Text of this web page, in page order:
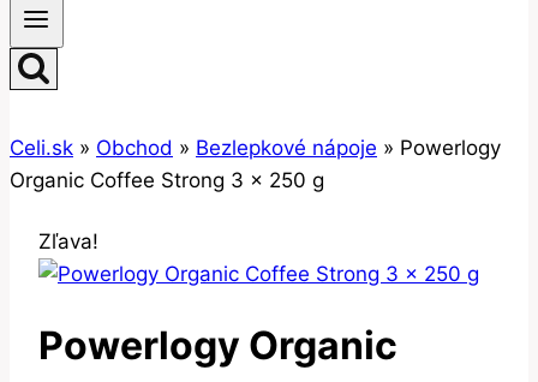
Celi.sk » Obchod » Bezlepkové nápoje » Powerlogy
Organic Coffee Strong 3 x 250 g
Zľava!
Powerlogy Organic